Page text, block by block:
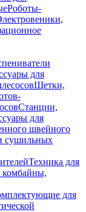
Роботы-
для
Щетки,
Станции,
для
швейного
сушильных
Техника для
для